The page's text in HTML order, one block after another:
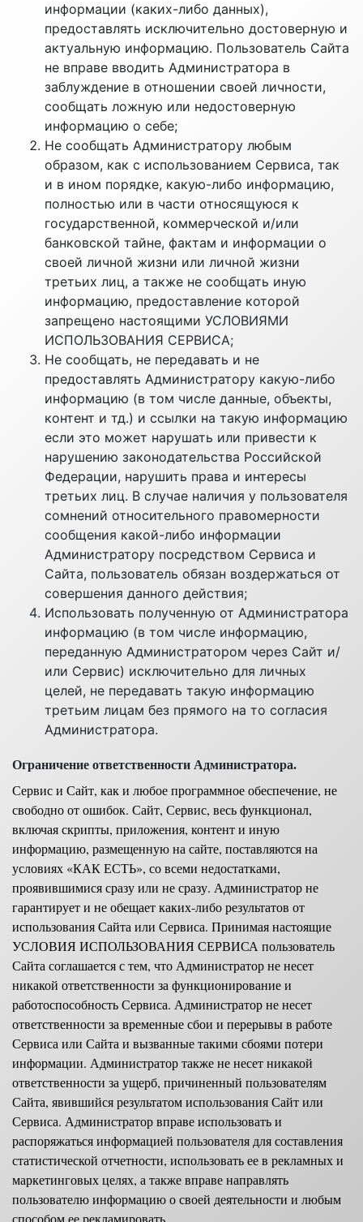
информации (каких-либо данных),
предоставлять исключительно достоверную и
актуальную информацию. Пользователь Сайта
не вправе вводить Администратора в
заблуждение в отношении своей личности,
сообщать ложную или недостоверную
информацию о себе;
Не сообщать Администратору любым
образом, как с использованием Сервиса, так
и в ином порядке, какую-либо информацию,
полностью или в части относящуюся к
государственной, коммерческой и/или
банковской тайне, фактам и информации о
своей личной жизни или личной жизни
третьих лиц, а также не сообщать иную
информацию, предоставление которой
запрещено настоящими УСЛОВИЯМИ
ИСПОЛЬЗОВАНИЯ СЕРВИСА;
Не сообщать, не передавать и не
предоставлять Администратору какую-либо
информацию (в том числе данные, объекты,
контент и тд.) и ссылки на такую информацию
если это может нарушать или привести к
нарушению законодательства Российской
Федерации, нарушить права и интересы
третьих лиц. В случае наличия у пользователя
сомнений относительного правомерности
сообщения какой-либо информации
Администратору посредством Сервиса и
Сайта, пользователь обязан воздержаться от
совершения данного действия;
Использовать полученную от Администратора
информацию (в том числе информацию,
переданную Администратором через Сайт и/
или Сервис) исключительно для личных
целей, не передавать такую информацию
третьим лицам без прямого на то согласия
Администратора.
Ограничение ответственности Администратора.
Сервис и Сайт, как и любое программное обеспечение, не
свободно от ошибок. Сайт, Сервис, весь функционал,
включая скрипты, приложения, контент и иную
информацию, размещенную на сайте, поставляются на
условиях «КАК ЕСТЬ», со всеми недостатками,
проявившимися сразу или не сразу. Администратор не
гарантирует и не обещает каких-либо результатов от
использования Сайта или Сервиса. Принимая настоящие
УСЛОВИЯ ИСПОЛЬЗОВАНИЯ СЕРВИСА пользователь
Сайта соглашается с тем, что Администратор не несет
никакой ответственности за функционирование и
работоспособность Сервиса. Администратор не несет
ответственности за временные сбои и перерывы в работе
Сервиса или Сайта и вызванные такими сбоями потери
информации. Администратор также не несет никакой
ответственности за ущерб, причиненный пользователям
Сайта, явившийся результатом использования Сайт или
Сервиса. Администратор вправе использовать и
распоряжаться информацией пользователя для составления
статистической отчетности, использовать ее в рекламных и
маркетинговых целях, а также вправе направлять
пользователю информацию о своей деятельности и любым